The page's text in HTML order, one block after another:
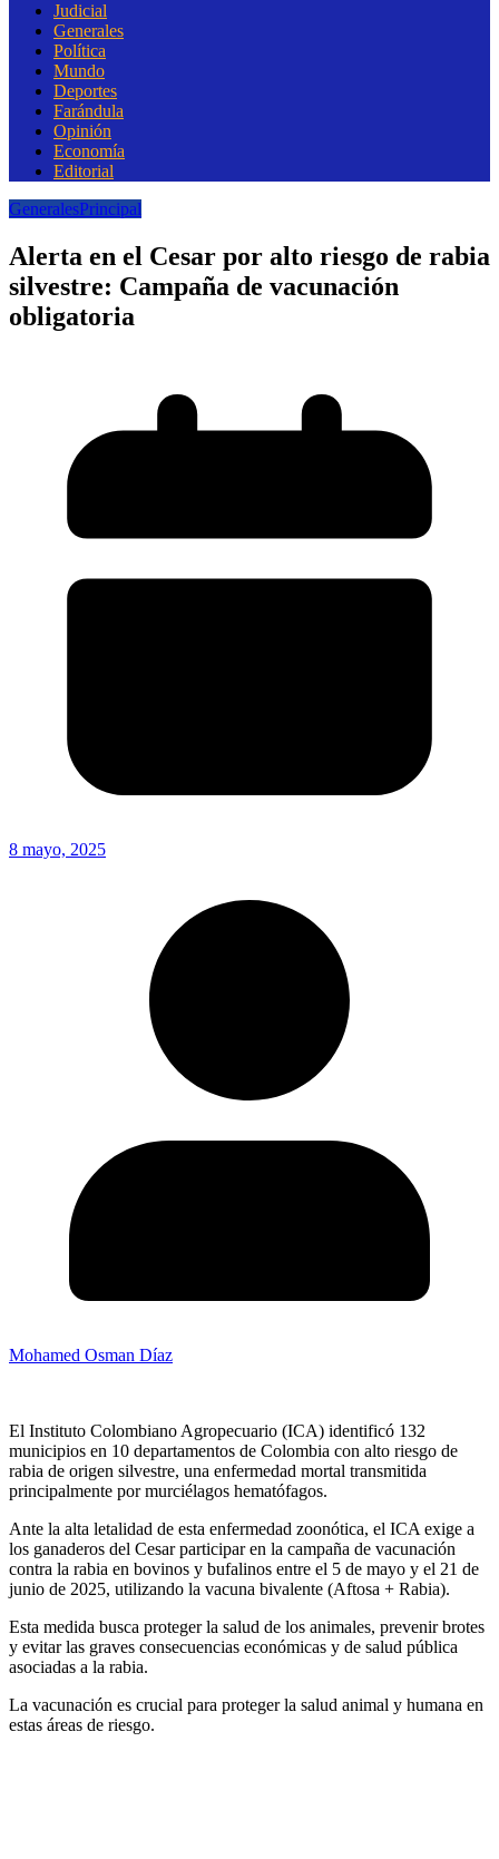
Judicial
Generales
Política
Mundo
Deportes
Farándula
Opinión
Economía
Editorial
GeneralesPrincipal
Alerta en el Cesar por alto riesgo de rabia
silvestre: Campaña de vacunación
obligatoria
8 mayo, 2025
Mohamed Osman Díaz
El Instituto Colombiano Agropecuario (ICA) identificó 132
municipios en 10 departamentos de Colombia con alto riesgo de
rabia de origen silvestre, una enfermedad mortal transmitida
principalmente por murciélagos hematófagos.
Ante la alta letalidad de esta enfermedad zoonótica, el ICA exige a
los ganaderos del Cesar participar en la campaña de vacunación
contra la rabia en bovinos y bufalinos entre el 5 de mayo y el 21 de
junio de 2025, utilizando la vacuna bivalente (Aftosa + Rabia).
Esta medida busca proteger la salud de los animales, prevenir brotes
y evitar las graves consecuencias económicas y de salud pública
asociadas a la rabia.
La vacunación es crucial para proteger la salud animal y humana en
estas áreas de riesgo.